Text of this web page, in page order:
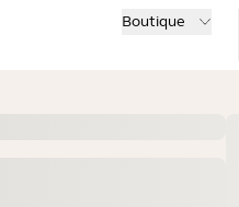
Boutique